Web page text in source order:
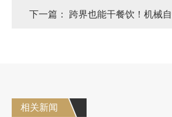
老板娘的成功秘诀！
下一篇： 跨界也能干餐饮！机械
相关新闻